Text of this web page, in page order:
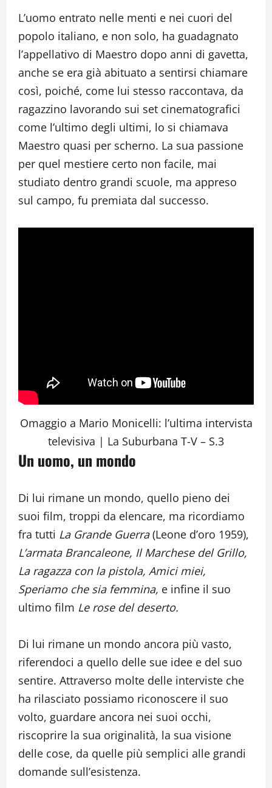
L’uomo entrato nelle menti e nei cuori del
popolo italiano, e non solo, ha guadagnato
l’appellativo di Maestro dopo anni di gavetta,
anche se era già abituato a sentirsi chiamare
così, poiché, come lui stesso raccontava, da
ragazzino lavorando sui set cinematografici
come l’ultimo degli ultimi, lo si chiamava
Maestro quasi per scherno. La sua passione
per quel mestiere certo non facile, mai
studiato dentro grandi scuole, ma appreso
sul campo, fu premiata dal successo.
Omaggio a Mario Monicelli: l’ultima intervista
televisiva | La Suburbana T-V – S.3
Un uomo, un mondo
Di lui rimane un mondo, quello pieno dei
suoi film, troppi da elencare, ma ricordiamo
fra tutti La Grande Guerra(Leone d’oro 1959),
L’armata Brancaleone, Il Marchese del Grillo,
La ragazza con la pistola, Amici miei,
Speriamo che sia femmina, e infine il suo
ultimo film Le rose del deserto.
Di lui rimane un mondo ancora più vasto,
riferendoci a quello delle sue idee e del suo
sentire. Attraverso molte delle interviste che
ha rilasciato possiamo riconoscere il suo
volto, guardare ancora nei suoi occhi,
riscoprire la sua originalità, la sua visione
delle cose, da quelle più semplici alle grandi
domande sull’esistenza.